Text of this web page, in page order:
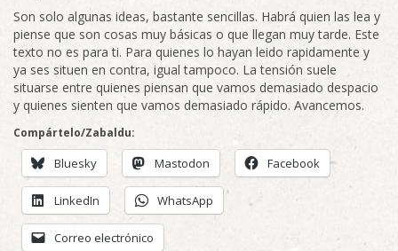
Son solo algunas ideas, bastante sencillas. Habrá quien las lea y
piense que son cosas muy básicas o que llegan muy tarde. Este
texto no es para ti. Para quienes lo hayan leido rapidamente y
ya ses situen en contra, igual tampoco. La tensión suele
situarse entre quienes piensan que vamos demasiado despacio
y quienes sienten que vamos demasiado rápido. Avancemos.
Compártelo/Zabaldu:
Bluesky Mastodon Facebook
LinkedIn WhatsApp
Correo electrónico